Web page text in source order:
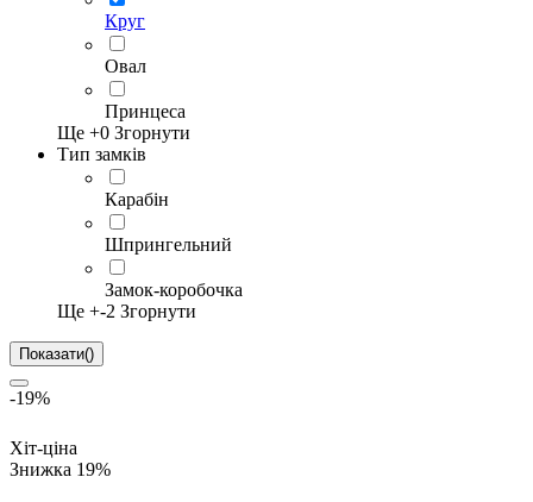
Круг
Овал
Принцеса
Ще +0 Згорнути
Тип замків
Карабін
Шпрингельний
Замок-коробочка
Ще +-2 Згорнути
Показати()
-19%
Хіт-ціна
Знижка 19%